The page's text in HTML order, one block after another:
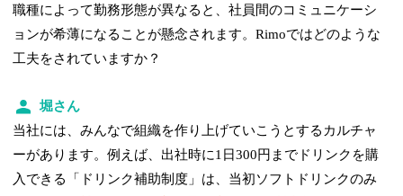
職種によって勤務形態が異なると、社員間のコミュニケーシ
ョンが希薄になることが懸念されます。Rimoではどのような
工夫をされていますか？
堀さん
当社には、みんなで組織を作り上げていこうとするカルチャ
ーがあります。例えば、出社時に1日300円までドリンクを購
入できる「ドリンク補助制度」は、当初ソフトドリンクのみ